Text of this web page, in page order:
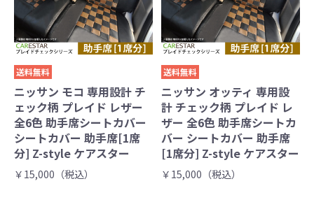
送料無料
ニッサン モコ 専用設計 チ
ェック柄 プレイド レザー
全6色 助手席シートカバー
シートカバー 助手席[1席
分] Z-style ケアスター
￥15,000（税込）
送料無料
ニッサン オッティ 専用設
計 チェック柄 プレイド レ
ザー 全6色 助手席シートカ
バー シートカバー 助手席
[1席分] Z-style ケアスター
￥15,000（税込）